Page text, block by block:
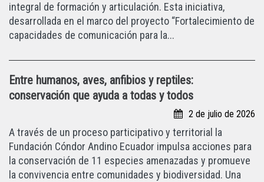
integral de formación y articulación. Esta iniciativa,
desarrollada en el marco del proyecto “Fortalecimiento de
capacidades de comunicación para la...
Entre humanos, aves, anfibios y reptiles:
conservación que ayuda a todas y todos
2 de julio de 2026
A través de un proceso participativo y territorial la
Fundación Cóndor Andino Ecuador impulsa acciones para
la conservación de 11 especies amenazadas y promueve
la convivencia entre comunidades y biodiversidad. Una